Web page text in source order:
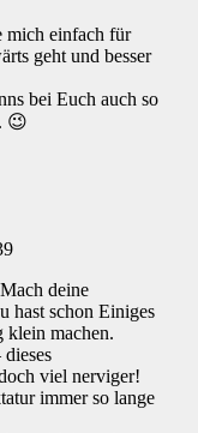
mich einfach für
geht und besser
bei Euch auch so
😉
deine
hast schon Einiges
klein machen.
viel nerviger!
immer so lange